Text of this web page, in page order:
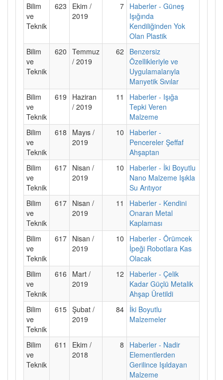
Bilim
ve
Teknik
623
Ekim /
2019
7 Haberler - Güneş
Işığında
Kendiliğinden Yok
Olan Plastik
Bilim
ve
Teknik
620 Temmuz
/ 2019
62
Benzersiz
Özellikleriyle ve
Uygulamalarıyla
Manyetik Sıvılar
Bilim
ve
Teknik
619
Haziran
/ 2019
11
Haberler - Işığa
Tepki Veren
Malzeme
Bilim
ve
Teknik
618
Mayıs /
2019
10
Haberler -
Pencereler Şeffaf
Ahşaptan
Bilim
ve
Teknik
617 Nisan /
2019
10
Haberler - İki Boyutlu
Nano Malzeme Işıkla
Su Arıtıyor
Bilim
ve
Teknik
617 Nisan /
2019
11
Haberler - Kendini
Onaran Metal
Kaplaması
Bilim
ve
Teknik
617 Nisan /
2019
10
Haberler - Örümcek
İpeği Robotlara Kas
Olacak
Bilim
ve
Teknik
616
Mart /
2019
12
Haberler - Çelik
Kadar Güçlü Metalik
Ahşap Üretildi
Bilim
ve
Teknik
615 Şubat /
2019
84 İki Boyutlu
Malzemeler
Bilim
ve
Teknik
611
Ekim /
2018
8
Haberler - Nadir
Elementlerden
Gerilince Işıldayan
Malzeme